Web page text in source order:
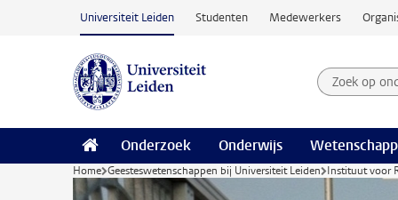
Ga naar hoofdinhoud
Universiteit Leiden Studenten Medewerkers
Zoek op
Zoekterm
Onderzoek Onderwijs
Home Geesteswetenschappen bij Universiteit Leiden Instituut voor